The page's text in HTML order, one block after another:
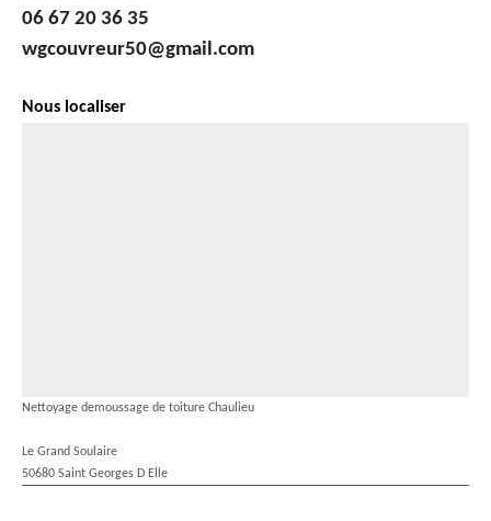
06 67 20 36 35
wgcouvreur50@gmail.com
Nous localiser
Nettoyage demoussage de toiture Chaulieu
Le Grand Soulaire
50680 Saint Georges D Elle